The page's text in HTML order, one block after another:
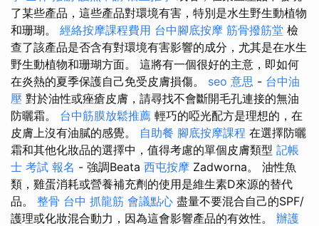
了某些產品，這些產品對環境有害，特別是水生野生動植物
和珊瑚。 經絡按摩課程費用 台中腳底按摩 筋骨撥筋堂 檢
查了該產品是否含有對環境有害影響的成分，尤其是在水生
野生動植物和珊瑚方面。 這將有一個很好的主意，即如何
在炎熱的夏季保護自己免受皮膚損傷。 seo 意思 - 台中油
壓 對於油性或痤瘡皮膚，請尋找不會斷開毛孔連接的無油
防曬霜。 台中筋膜放鬆推薦 輕巧的啞光配方是理想的，在
皮膚上沒有油膩的感覺。 自助餐 腳底按摩課程 在選擇防曬
霜和其他化妝品的選擇中，值得考慮的單個皮膚類型 記帳
士 考試 報名 - 強調Beata 西屯按摩 Zadworna。 油性魚
類，雞蛋消耗或營養補充劑的使用是維生素D來源的替代
品。 整骨 台中 抓龍筋 會議點心 盡量不要混合自己的SPF/
護理或化妝混合動力，因為這會影響產品的有效性。 辦護